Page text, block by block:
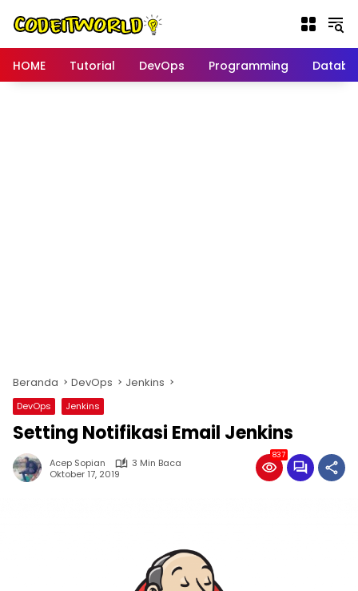
HOME
Tutorial DevOps Programming
Beranda DevOps Jenkins
DevOps Jenkins
Setting Notifikasi Email Jenkins
Acep Sopian
3 Min Baca
Oktober 17, 2019
837